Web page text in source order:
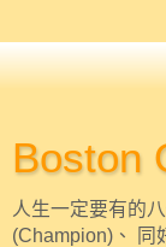
Boston
人生一定要有的
(Champion)、 同